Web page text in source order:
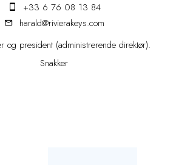
+33 6 76 08 13 84
harald@rivierakeys.com
og president (administrerende direktør).
Snakker